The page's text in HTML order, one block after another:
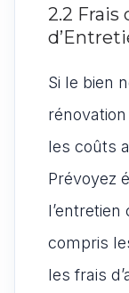
2.2 Frais
Si le bien
les coûts
Prévoyez
compris
les frais